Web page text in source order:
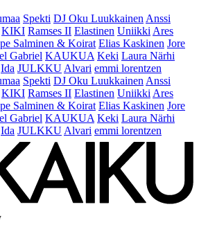
Spekti DJ Oku Luukkainen Anssi
KIKI Ramses II Elastinen Uniikki Ares
Salminen & Koirat Elias Kaskinen Jore
Gabriel KAUKUA Keki Laura Närhi
Ida JULKKU Alvari emmi lorentzen
Spekti DJ Oku Luukkainen Anssi
KIKI Ramses II Elastinen Uniikki Ares
Salminen & Koirat Elias Kaskinen Jore
Gabriel KAUKUA Keki Laura Närhi
Ida JULKKU Alvari emmi lorentzen